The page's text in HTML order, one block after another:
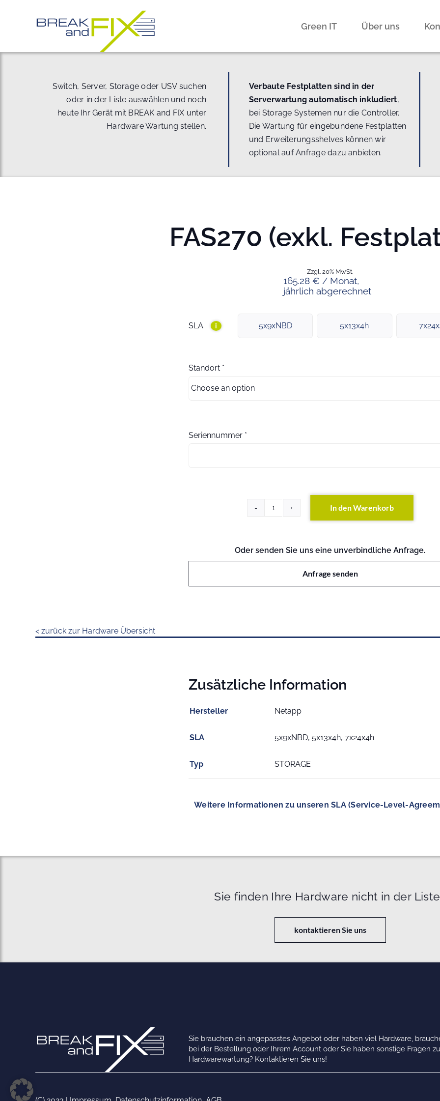
Green IT Über uns
Switch, Server, Storage oder USV suchen
oder in der Liste auswählen und noch
heute Ihr Gerät mit BREAK and FIX unter
Hardware Wartung stellen.
Verbaute Festplatten sind in der
Serverwartung automatisch inkludiert,
bei Storage Systemen nur die Controller.
Die Wartung für eingebundene Festplatten
und Erweiterungsshelves können wir
optional auf Anfrage dazu anbieten.
FAS270 (exkl.
165.28 € / Monat,
jährlich abgerechnet
Zzgl. 20% MwSt.
SLA i 5x9xNBD 5x13x4h
Standort *
Seriennummer *
FAS270
In den Warenkorb
Oder senden Sie uns eine unverbindliche Anfrage.
Anfrage senden
< zurück zur Hardware Übersicht
Zusätzliche Information
Hersteller Netapp
SLA 5x9xNBD, 5x13x4h, 7x24x4h
Typ STORAGE
Weitere Informationen zu unseren SLA (Service-Level-
Sie finden Ihre Hardware nicht in der
kontaktieren Sie uns
Sie brauchen ein angepasstes Angebot oder haben viel Hardware,
bei der Bestellung oder Ihrem Account oder Sie haben sonstige Fragen zu
Hardwarewartung? Kontaktieren Sie uns!